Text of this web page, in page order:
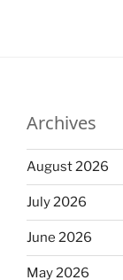
Archives
August 2026
July 2026
June 2026
May 2026